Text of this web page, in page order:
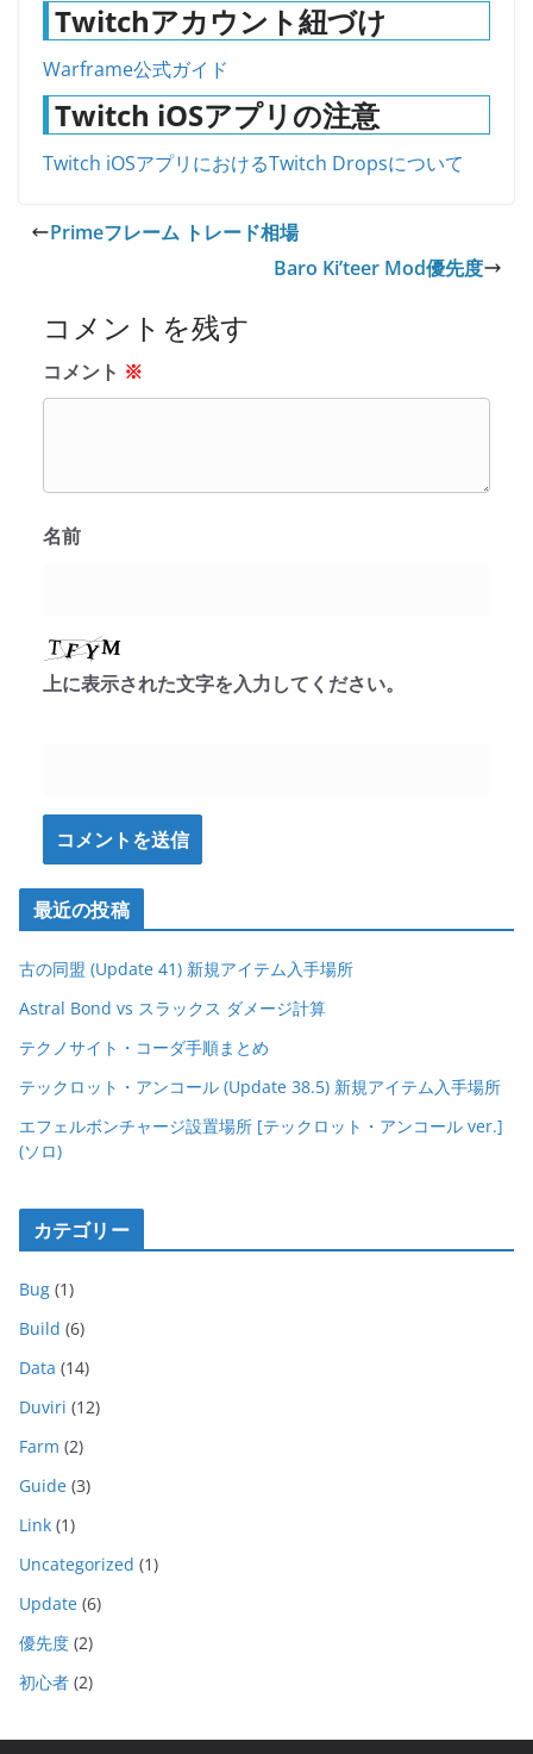
Twitchアカウント紐づけ
Warframe公式ガイド
Twitch iOSアプリの注意
Twitch iOSアプリにおけるTwitch Dropsについて
Primeフレーム トレード相場
Baro Ki’teer Mod優先度
コメントを残す
コメント ※
名前
上に表示された文字を入力してください。
最近の投稿
古の同盟 (Update 41) 新規アイテム入手場所
Astral Bond vs スラックス ダメージ計算
テクノサイト・コーダ手順まとめ
テックロット・アンコール (Update 38.5) 新規アイテム入手場所
エフェルボンチャージ設置場所 [テックロット・アンコール ver.]
(ソロ)
カテゴリー
Bug (1)
Build (6)
Data (14)
Duviri (12)
Farm (2)
Guide (3)
Link (1)
Uncategorized (1)
Update (6)
優先度 (2)
初心者 (2)